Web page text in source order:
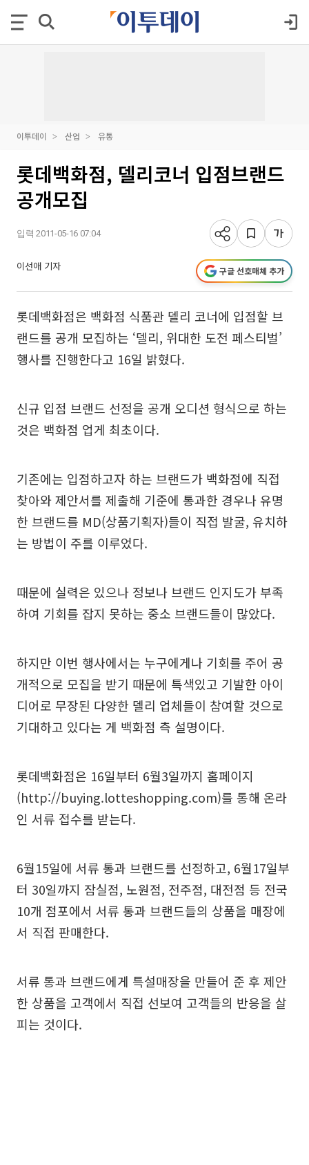
이투데이 산업 유통
롯데백화점, 델리코너 입점브랜드
공개모집
입력 2011-05-16 07:04
이선애 기자 구글 선호매체 추가
롯데백화점은 백화점 식품관 델리 코너에 입점할 브
랜드를 공개 모집하는 ‘델리, 위대한 도전 페스티벌’
행사를 진행한다고 16일 밝혔다.
신규 입점 브랜드 선정을 공개 오디션 형식으로 하는
것은 백화점 업게 최초이다.
기존에는 입점하고자 하는 브랜드가 백화점에 직접
찾아와 제안서를 제출해 기준에 통과한 경우나 유명
한 브랜드를 MD(상품기획자)들이 직접 발굴, 유치하
는 방법이 주를 이루었다.
때문에 실력은 있으나 정보나 브랜드 인지도가 부족
하여 기회를 잡지 못하는 중소 브랜드들이 많았다.
하지만 이번 행사에서는 누구에게나 기회를 주어 공
개적으로 모집을 받기 때문에 특색있고 기발한 아이
디어로 무장된 다양한 델리 업체들이 참여할 것으로
기대하고 있다는 게 백화점 측 설명이다.
롯데백화점은 16일부터 6월3일까지 홈페이지
(http://buying.lotteshopping.com)를 통해 온라
인 서류 접수를 받는다.
6월15일에 서류 통과 브랜드를 선정하고, 6월17일부
터 30일까지 잠실점, 노원점, 전주점, 대전점 등 전국
10개 점포에서 서류 통과 브랜드들의 상품을 매장에
서 직접 판매한다.
서류 통과 브랜드에게 특설매장을 만들어 준 후 제안
한 상품을 고객에서 직접 선보여 고객들의 반응을 살
피는 것이다.